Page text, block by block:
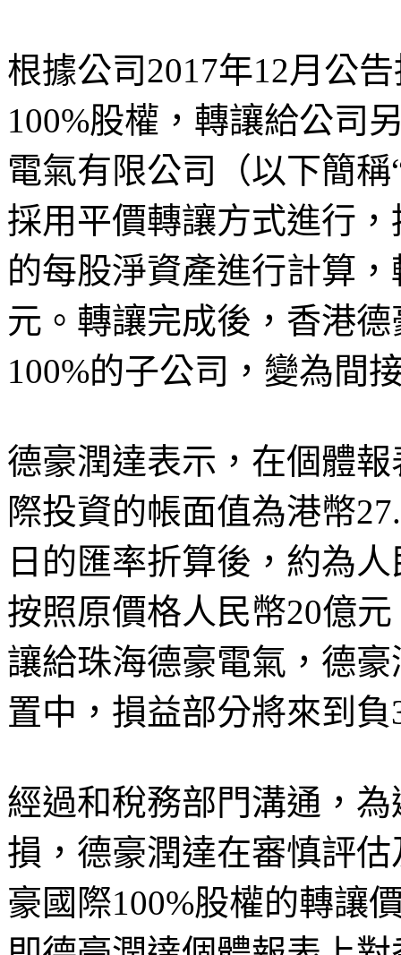
根據公司2017年12月公
100%股權，轉讓給公司
電氣有限公司（以下簡
採用平價轉讓方式進行
的每股淨資產進行計算
元。轉讓完成後，香港
100%的子公司，變為間
德豪潤達表示，在個體
際投資的帳面值為港幣
日的匯率折算後，約為
按照原價格人民幣20億
讓給珠海德豪電氣，德
置中，損益部分將來到負
經過和稅務部門溝通，
損，德豪潤達在審慎評
豪國際100%股權的轉讓